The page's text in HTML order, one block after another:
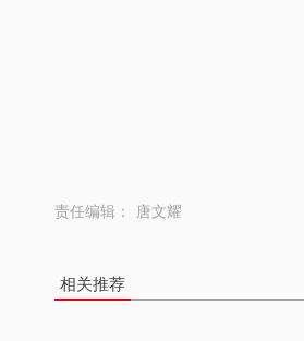
责任编辑： 唐文耀
相关推荐